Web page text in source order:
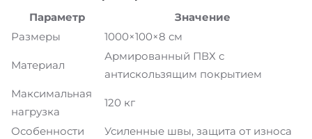
Параметр
Значение
Размеры
1000×100×8 см
Материал
Армированный ПВХ с
антискользящим покрытием
Максимальная
нагрузка
120 кг
Особенности Усиленные швы, защита от износа